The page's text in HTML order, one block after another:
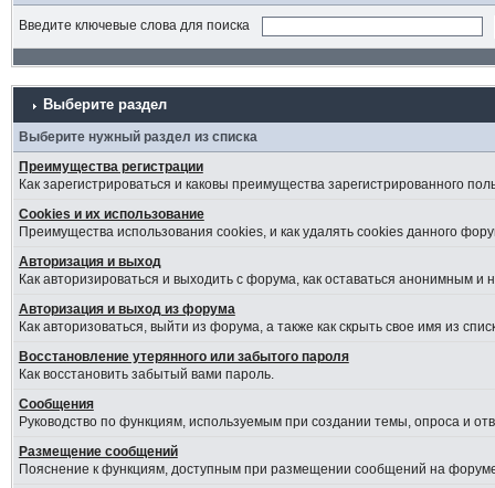
Введите ключевые слова для поиска
Выберите раздел
Выберите нужный раздел из списка
Преимущества регистрации
Как зарегистрироваться и каковы преимущества зарегистрированного
Cookies и их использование
Преимущества использования cookies, и как удалять cookies данного
Авторизация и выход
Как авторизироваться и выходить с форума, как оставаться анонимным
Авторизация и выход из форума
Как авторизоваться, выйти из форума, а также как скрыть свое имя из
Восстановление утерянного или забытого пароля
Как восстановить забытый вами пароль.
Сообщения
Руководство по функциям, используемым при создании темы, опроса и
Размещение сообщений
Пояснение к функциям, доступным при размещении сообщений на